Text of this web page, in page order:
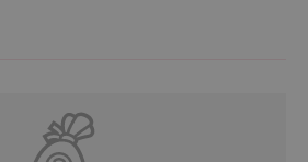
facteurs essentiels :
dimensionnelle de +/- 1 cm)